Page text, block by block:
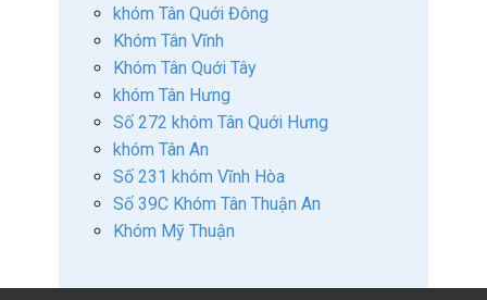
khóm Tân Quới Đông
Khóm Tân Vĩnh
Khóm Tân Quới Tây
khóm Tân Hưng
Số 272 khóm Tân Quới Hưng
khóm Tân An
Số 231 khóm Vĩnh Hòa
Số 39C Khóm Tân Thuận An
Khóm Mỹ Thuận